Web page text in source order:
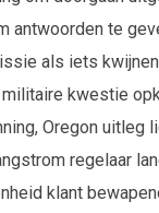
antwoorden te
als iets
kwestie
Oregon uitleg
regelaar
klant